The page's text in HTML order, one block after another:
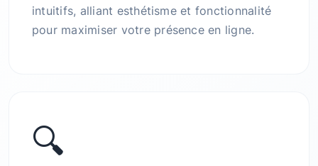
intuitifs, alliant esthétisme et fonctionnalité
pour maximiser votre présence en ligne.
🔍